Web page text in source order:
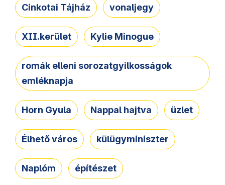
Cinkotai Tájház vonaljegy
XII.kerület Kylie Minogue
romák elleni sorozatgyilkosságok
emléknapja
Horn Gyula Nappal hajtva üzlet
Élhető város külügyminiszter
Naplóm építészet